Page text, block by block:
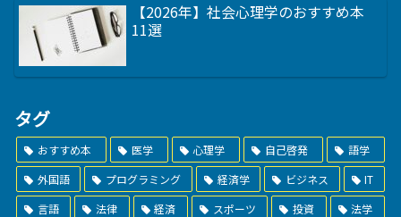
【2026年】社会心理学のおすすめ本
11選
タグ
おすすめ本 医学 心理学 自己啓発
語学
外国語
プログラミング 経済学 ビジネス
IT
言語
法律 経済 スポーツ 投資
法学